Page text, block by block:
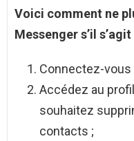
Voici comment ne
Messengers’il
Connectez-vous
Accédez au
souhaitez
contacts ;